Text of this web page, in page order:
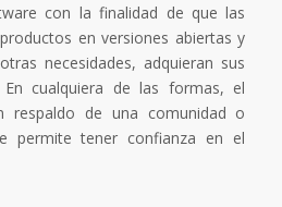
con la finalidad de que las
en versiones abiertas y
necesidades, adquieran sus
En cualquiera de las formas, el
respaldo de una comunidad o
permite tener confianza en el